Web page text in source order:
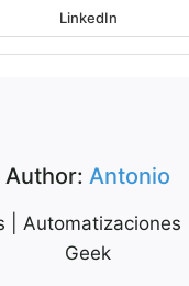
LinkedIn
Author: Antonio
| Automatizaciones
Geek